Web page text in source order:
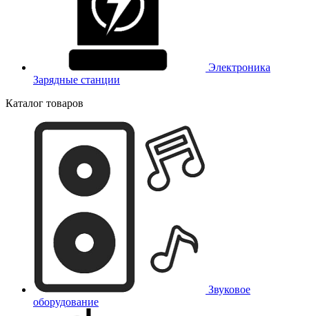
Электроника
Зарядные станции
Каталог товаров
Звуковое
оборудование